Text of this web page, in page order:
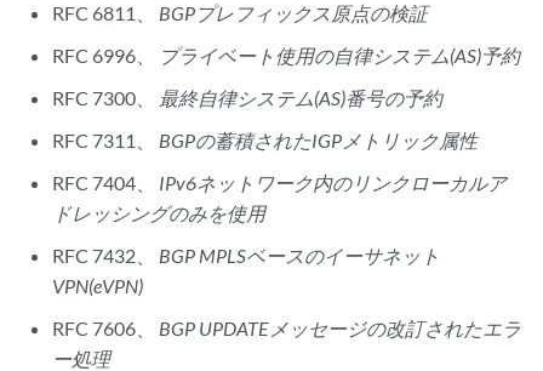
RFC 6811、 BGPプレフィックス原点の検証
RFC 6996、
プライベート使用の自律システム(AS)予約
RFC 7300、 最終自律システム(AS)番号の予約
RFC 7311、 BGPの蓄積されたIGPメトリック属性
RFC 7404、 IPv6ネットワーク内のリンクローカルア
ドレッシングのみを使用
RFC 7432、 BGP MPLSベースのイーサネット
VPN(eVPN)
RFC 7606、 BGP UPDATEメッセージの改訂されたエラ
ー処理